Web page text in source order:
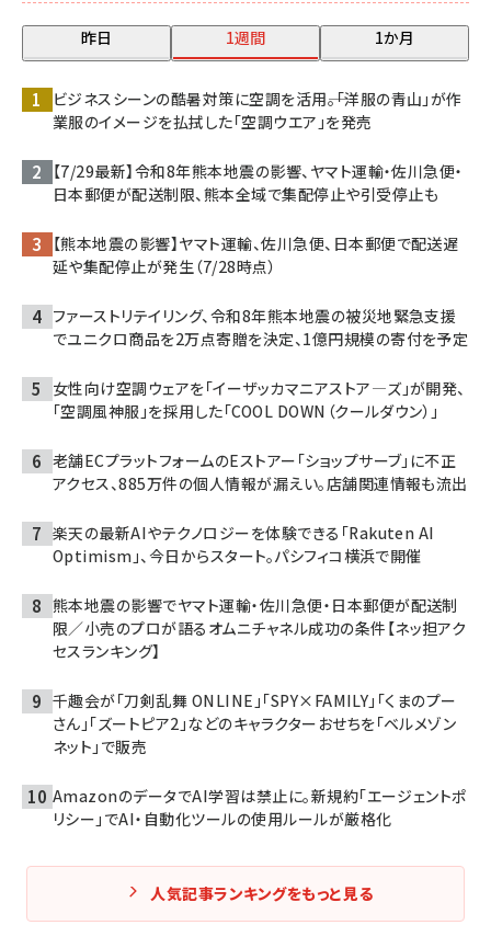
昨日 1週間 1か月
ビジネスシーンの酷暑対策に空調を活用――。「洋服の青山」が作
業服のイメージを払拭した「空調ウエア」を発売
【7/29最新】令和8年熊本地震の影響、ヤマト運輸・佐川急便・
日本郵便が配送制限、熊本全域で集配停止や引受停止も
【熊本地震の影響】ヤマト運輸、佐川急便、日本郵便で配送遅
延や集配停止が発生（7/28時点）
ファーストリテイリング、令和8年熊本地震の被災地緊急支援
でユニクロ商品を2万点寄贈を決定、1億円規模の寄付を予定
女性向け空調ウェアを「イーザッカマニアストア―ズ」が開発、
「空調風神服」を採用した「COOL DOWN（クールダウン）」
老舗ECプラットフォームのEストアー「ショップサーブ」に不正
アクセス、885万件の個人情報が漏えい。店舗関連情報も流出
楽天の最新AIやテクノロジーを体験できる「Rakuten AI
Optimism」、今日からスタート。パシフィコ横浜で開催
熊本地震の影響でヤマト運輸・佐川急便・日本郵便が配送制
限／小売のプロが語るオムニチャネル成功の条件【ネッ担アク
セスランキング】
千趣会が「刀剣乱舞 ONLINE」「SPY×FAMILY」「くまのプー
さん」「ズートピア2」などのキャラクターおせちを「ベルメゾン
ネット」で販売
AmazonのデータでAI学習は禁止に。新規約「エージェントポ
リシー」でAI・自動化ツールの使用ルールが厳格化
人気記事ランキングをもっと見る